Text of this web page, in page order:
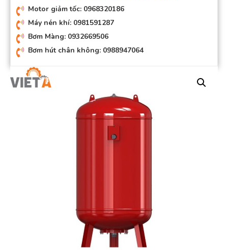
Motor giảm tốc: 0968320186
Máy nén khí: 0981591287
Bơm Màng: 0932669506
Bơm hút chân không: 0988947064